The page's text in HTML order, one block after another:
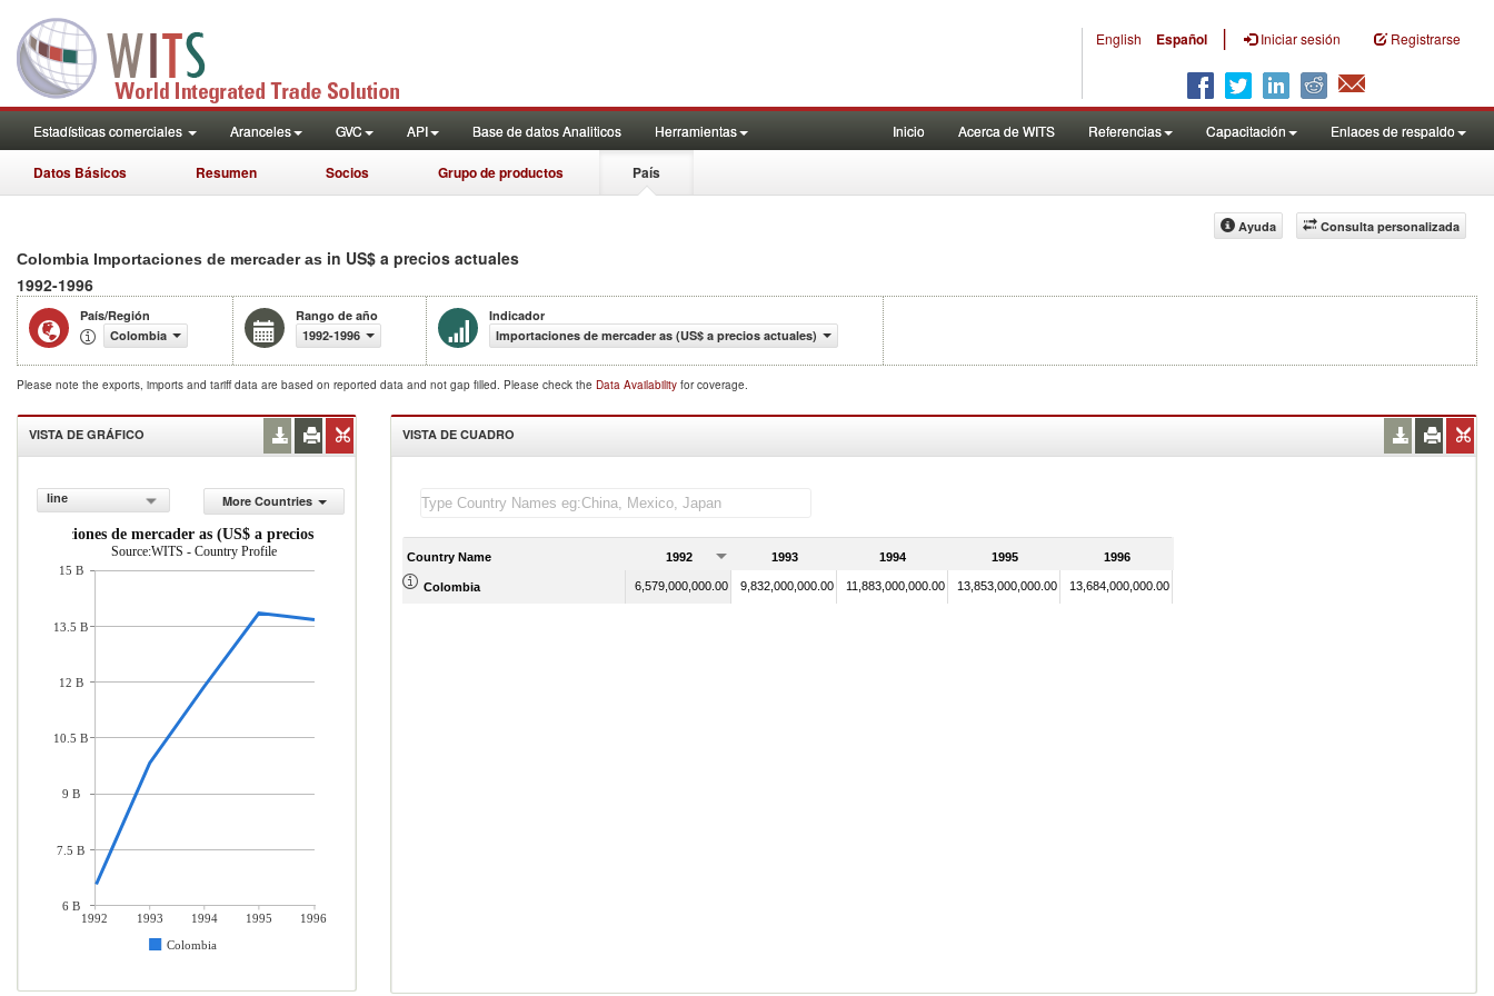
English Español | Iniciar sesión Registrarse
Estadísticas comerciales Aranceles GVC API Base de datos Analiticos Herramientas Inicio Acerca de WITS Referencias Capacitación Enlaces de respaldo
Datos Básicos Resumen Socios Grupo de productos País
Consulta personalizada
Ayuda
Colombia Importaciones de mercader as in US$ a precios actuales
1992-1996
País/Región
Colombia
Rango de año
1992-1996
Indicador
Importaciones de mercader as (US$ a precios actuales)
Please note the exports, imports and tariff data are based on reported data and not gap filled. Please check the Data Availability for coverage.
VISTA DE GRÁFICO
line
More Countries
Importaciones de mercader as (US$ a precios actuales)
Source:WITS - Country Profile
1992 1993 1994 1995
1996
Colombia
15 B
13.5 B
12 B
10.5 B
9 B
7.5 B
6 B
VISTA DE CUADRO
Country Name 1992 1993 1994 1995 1996
Colombia 6,579,000,000.00 9,832,000,000.00 11,883,000,000.00 13,853,000,000.00 13,684,000,000.00